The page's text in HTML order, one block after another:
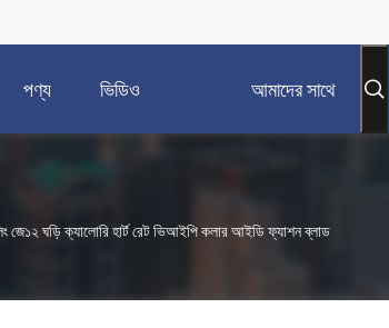
পণ্য ভিডিও আমাদের সাথে
জে১২ ঘড়ি ক্যালোরি হার্ট রেট ভিআইপি কলার আইডি ফ্যাশন ব্লাড